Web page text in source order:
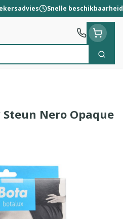
Snelle beschikbaarheid
Zoek
Nero Opaque